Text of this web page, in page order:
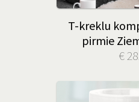
T-kreklu
pirmie
€